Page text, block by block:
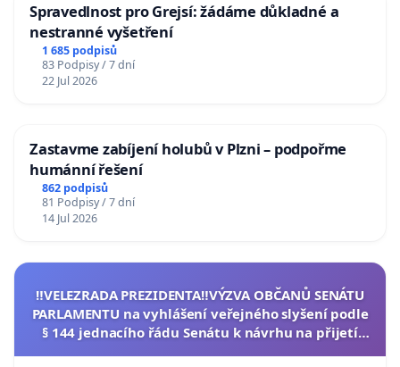
Spravedlnost pro Grejsí: žádáme důkladné a
nestranné vyšetření
1 685 podpisů
83 Podpisy / 7 dní
22 Jul 2026
Zastavme zabíjení holubů v Plzni – podpořme
humánní řešení
862 podpisů
81 Podpisy / 7 dní
14 Jul 2026
‼️VELEZRADA PREZIDENTA‼️VÝZVA OBČANŮ SENÁTU
PARLAMENTU na vyhlášení veřejného slyšení podle
§ 144 jednacího řádu Senátu k návrhu na přijetí